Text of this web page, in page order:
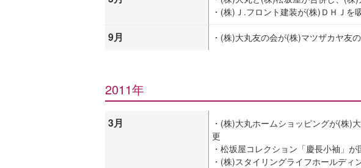
・(株)Ｊ.フロント建装が(株)ＤＨＪを
9月 ・(株)大丸友の会が(株)マツザカヤ友
2011年
3月
・(株)大丸ホームショッピングが(株)
更
・松坂屋コレクション「慶長小袖」
・(株)スタイリングライフホールデ